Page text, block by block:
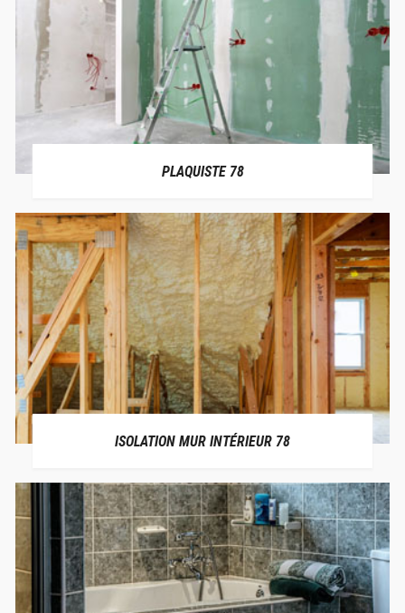
PLAQUISTE 78
ISOLATION MUR INTÉRIEUR 78